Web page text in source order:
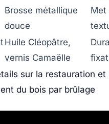
Brosse métallique
douce
Met
Huile Cléopâtre,
vernis Camaëlle
sur la restauration et
du bois par brûlage